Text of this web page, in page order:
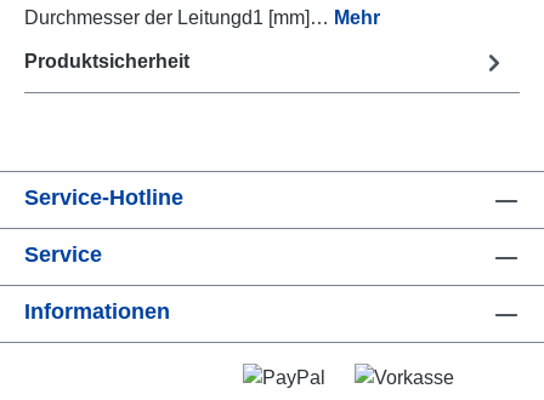
Durchmesser der Leitungd1 [mm]… Mehr
Produktsicherheit
Service-Hotline
Service
Informationen